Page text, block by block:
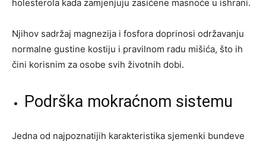
holesterola kada zamjenjuju zasićene masnoće u ishrani.
Njihov sadržaj magnezija i fosfora doprinosi održavanju
normalne gustine kostiju i pravilnom radu mišića, što ih
čini korisnim za osobe svih životnih dobi.
Podrška mokraćnom sistemu
Jedna od najpoznatijih karakteristika sjemenki bundeve